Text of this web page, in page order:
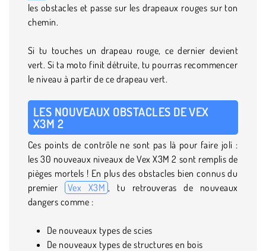
les obstacles et passe sur les drapeaux rouges sur ton
chemin.
Si tu touches un drapeau rouge, ce dernier devient
vert. Si ta moto finit détruite, tu pourras recommencer
le niveau à partir de ce drapeau vert.
LES NOUVEAUX OBSTACLES DE VEX
X3M 2
Ces points de contrôle ne sont pas là pour faire joli :
les 30 nouveaux niveaux de Vex X3M 2 sont remplis de
pièges mortels ! En plus des obstacles bien connus du
premier
Vex X3M , tu retrouveras de nouveaux
dangers comme :
De nouveaux types de scies
De nouveaux types de structures en bois